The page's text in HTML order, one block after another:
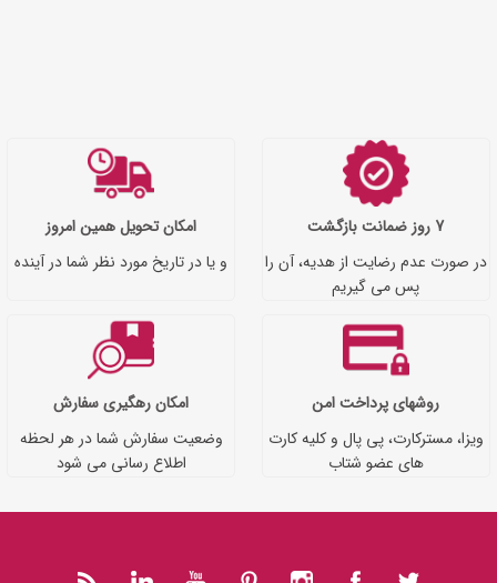
7 روز ضمانت بازگشت
در صورت عدم رضایت از هدیه، آن را
پس می گیریم
امکان تحویل همین امروز
و یا در تاریخ مورد نظر شما در آینده
روشهای پرداخت امن
ویزا، مسترکارت، پی پال و کلیه کارت
های عضو شتاب
امکان رهگیری سفارش
وضعیت سفارش شما در هر لحظه
اطلاع رسانی می شود